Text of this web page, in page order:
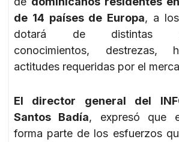
de 14 países de Europa, a
dotará de distintas
conocimientos, destrezas,
actitudes requeridas por el
El director general del
Santos Badía, expresó que
forma parte de los esfuerzos